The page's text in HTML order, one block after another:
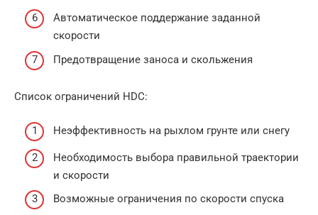
Автоматическое поддержание заданной
скорости
Предотвращение заноса и скольжения
Список ограничений HDC:
Неэффективность на рыхлом грунте или снегу
Необходимость выбора правильной траектории
и скорости
Возможные ограничения по скорости спуска